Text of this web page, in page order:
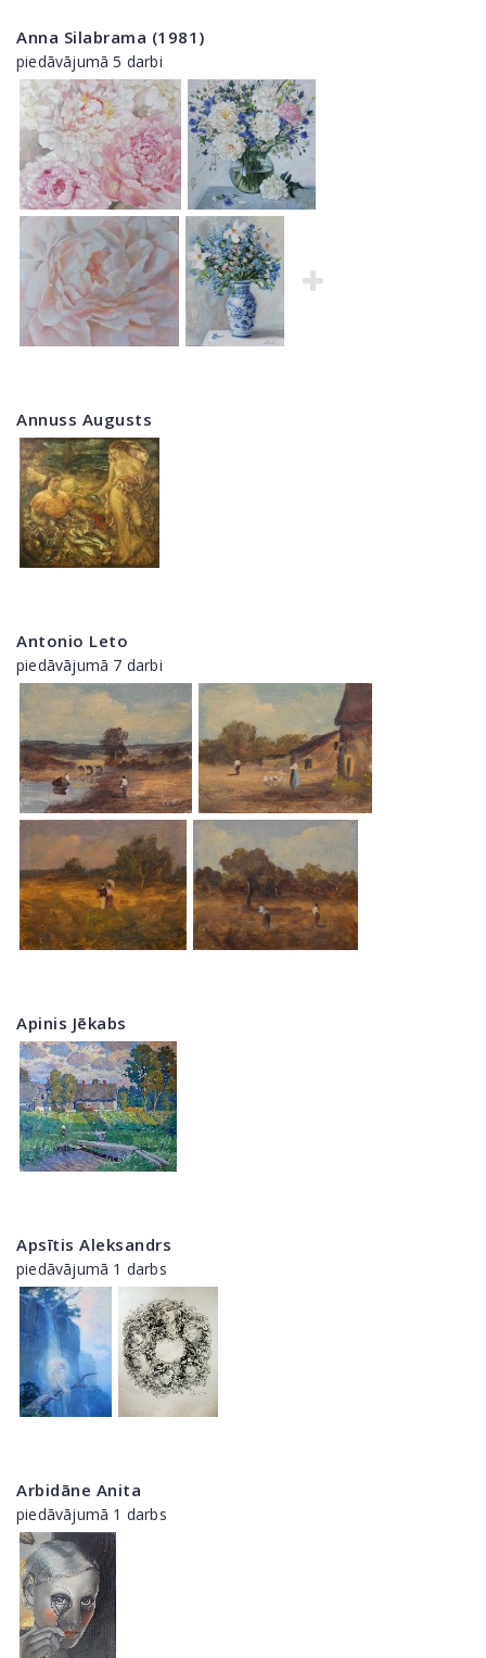
Anna Silabrama (1981)
piedāvājumā 5 darbi
Annuss Augusts
Antonio Leto
piedāvājumā 7 darbi
Apinis Jēkabs
Apsītis Aleksandrs
piedāvājumā 1 darbs
Arbidāne Anita
piedāvājumā 1 darbs